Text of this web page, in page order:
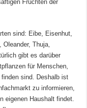
Früchten der
sind: Eibe, Eisenhut,
Oleander, Thuja,
gibt es darüber
für Menschen,
sind. Deshalb ist
zu informieren,
eigenen Haushalt findet.